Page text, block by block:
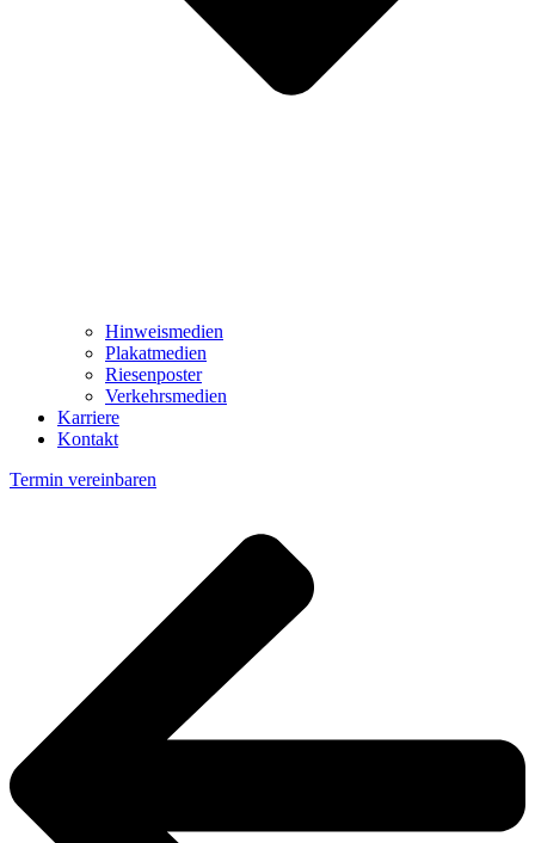
Hinweismedien
Plakatmedien
Riesenposter
Verkehrsmedien
Karriere
Kontakt
Termin vereinbaren